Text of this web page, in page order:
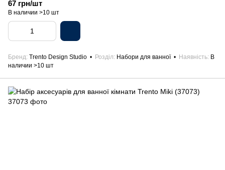
67 грн/шт
В наличии >10 шт
Бренд Trento Design Studio Розділ Набори для ванної Наявність В
наличии >10 шт